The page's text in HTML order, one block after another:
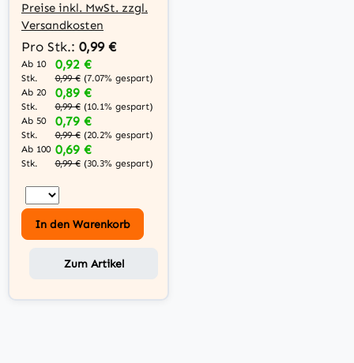
Preise inkl. MwSt. zzgl.
Versandkosten
Pro Stk.: 0,99 €
Ab 10
Stk.
0,92 €
0,99 € (7.07% gespart)
Ab 20
Stk.
0,89 €
0,99 € (10.1% gespart)
Ab 50
Stk.
0,79 €
0,99 € (20.2% gespart)
Ab 100
Stk.
0,69 €
0,99 € (30.3% gespart)
In den Warenkorb
Zum Artikel